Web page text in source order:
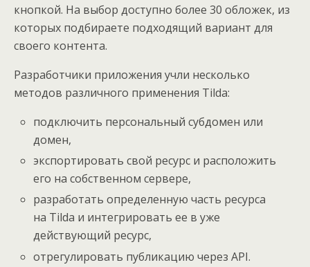
кнопкой. На выбор доступно более 30 обложек, из
которых подбираете подходящий вариант для
своего контента.
Разработчики приложения учли несколько
методов различного применения Tilda:
подключить персональный субдомен или
домен,
экспортировать свой ресурс и расположить
его на собственном сервере,
разработать определенную часть ресурса
на Tilda и интегрировать ее в уже
действующий ресурс,
отрегулировать публикацию через API.